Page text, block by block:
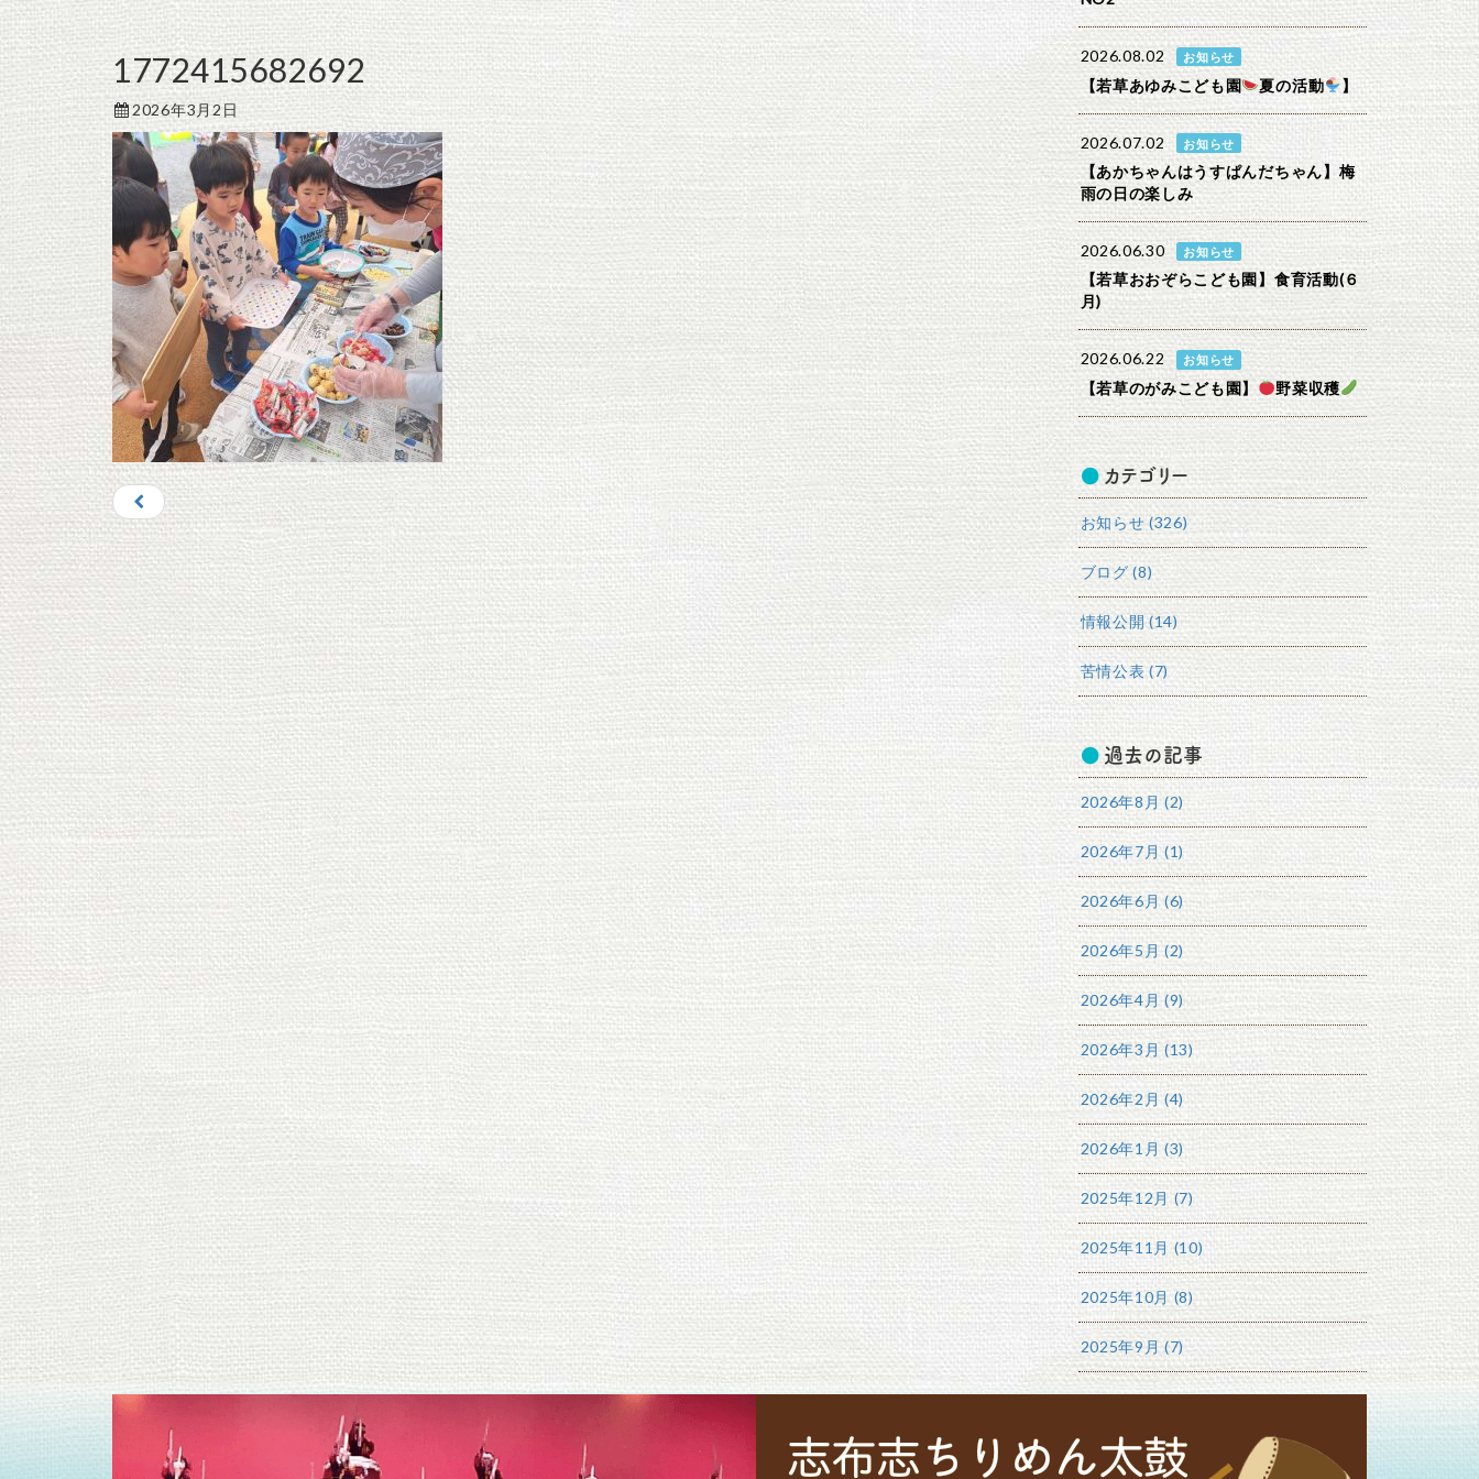
1772415682692
2026年3月2日
2026.08.02 お知らせ
【若草あゆみこども園 夏の活動 】
2026.07.02 お知らせ
【あかちゃんはうすぱんだちゃん】梅
雨の日の楽しみ
2026.06.30 お知らせ
【若草おおぞらこども園】食育活動(６
月)
2026.06.22 お知らせ
【若草のがみこども園】 野菜収穫
カテゴリー
お知らせ (326)
ブログ (8)
情報公開 (14)
苦情公表 (7)
過去の記事
2026年8月 (2)
2026年7月 (1)
2026年6月 (6)
2026年5月 (2)
2026年4月 (9)
2026年3月 (13)
2026年2月 (4)
2026年1月 (3)
2025年12月 (7)
2025年11月 (10)
2025年10月 (8)
2025年9月 (7)